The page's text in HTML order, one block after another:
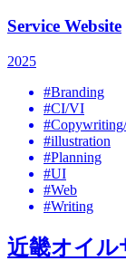
Service Website
2025
#Branding
#CI/VI
#illustration
#Planning
#UI
#Web
#Writing
近畿オイル